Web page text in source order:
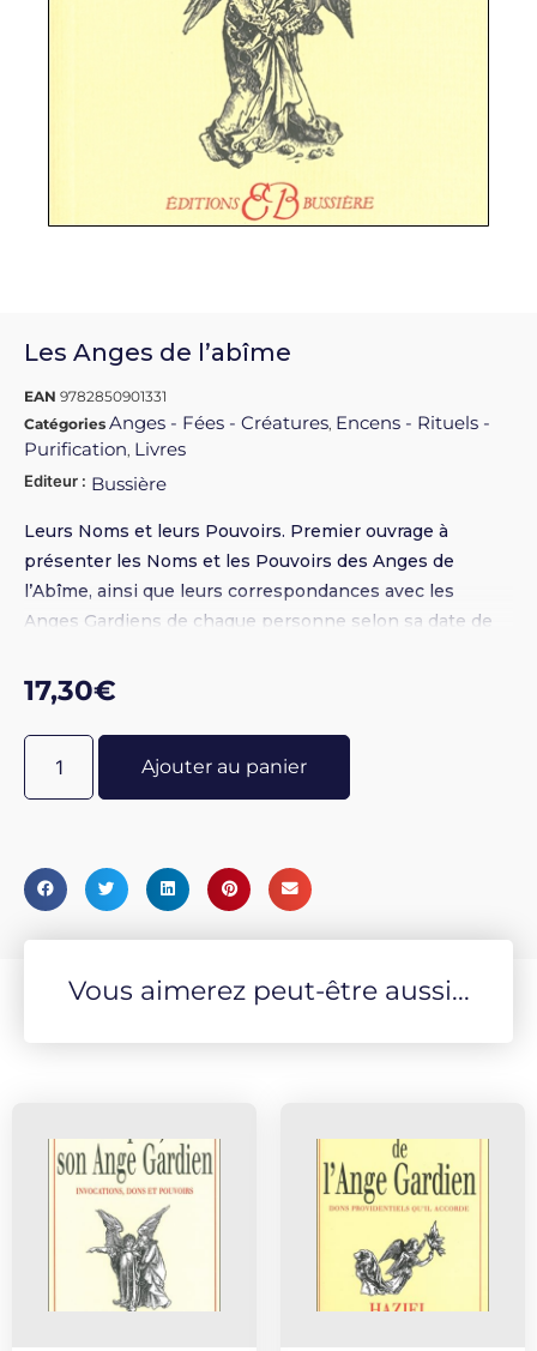
Les Anges de l’abîme
EAN 9782850901331
Catégories Anges - Fées - Créatures, Encens - Rituels -
Purification, Livres
Editeur : Bussière
Leurs Noms et leurs Pouvoirs. Premier ouvrage à
présenter les Noms et les Pouvoirs des Anges de
l’Abîme, ainsi que leurs correspondances avec les
Anges Gardiens de chaque personne selon sa date de
Magie noire.
17,30€
Ajouter au panier
Vous aimerez peut-être aussi...